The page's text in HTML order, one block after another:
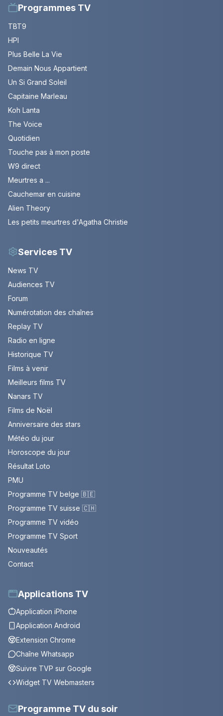
Programmes TV
TBT9
HPI
Plus Belle La Vie
Demain Nous Appartient
Un Si Grand Soleil
Capitaine Marleau
Koh Lanta
The Voice
Quotidien
Touche pas à mon poste
W9 direct
Meurtres a ...
Cauchemar en cuisine
Alien Theory
Les petits meurtres d'Agatha Christie
Services TV
News TV
Audiences TV
Forum
Numérotation des chaînes
Replay TV
Radio en ligne
Historique TV
Films à venir
Meilleurs films TV
Nanars TV
Films de Noël
Anniversaire des stars
Météo du jour
Horoscope du jour
Résultat Loto
PMU
Programme TV belge 🇧🇪
Programme TV suisse 🇨🇭
Programme TV vidéo
Programme TV Sport
Nouveautés
Contact
Applications TV
Application iPhone
Application Android
Extension Chrome
Chaîne Whatsapp
Suivre TVP sur Google
Widget TV Webmasters
Programme TV du soir